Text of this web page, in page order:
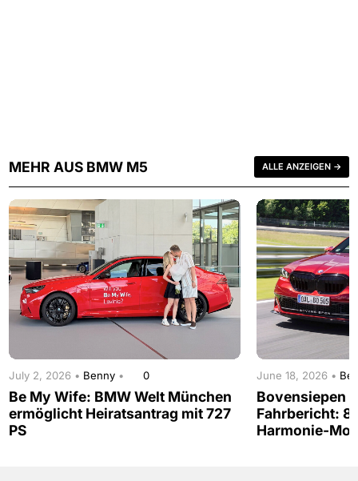
MEHR AUS BMW M5 ALLE ANZEIGEN →
July 2, 2026 • Benny • 0
Be My Wife: BMW Welt München
ermöglicht Heiratsantrag mit 727
PS
June 18, 2026 •
Bovensiepen
Fahrbericht:
Harmonie-